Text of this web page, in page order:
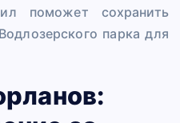
поможет сохранить
парка для